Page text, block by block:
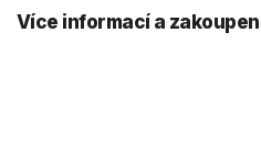
Více informací a